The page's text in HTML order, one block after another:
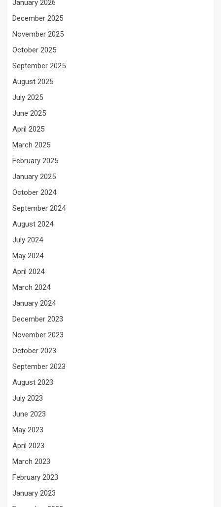
January 2026
December 2025
November 2025
October 2025
September 2025
August 2025
July 2025
June 2025
April 2025
March 2025
February 2025
January 2025
October 2024
September 2024
August 2024
July 2024
May 2024
April 2024
March 2024
January 2024
December 2023
November 2023
October 2023
September 2023
August 2023
July 2023
June 2023
May 2023
April 2023
March 2023
February 2023
January 2023